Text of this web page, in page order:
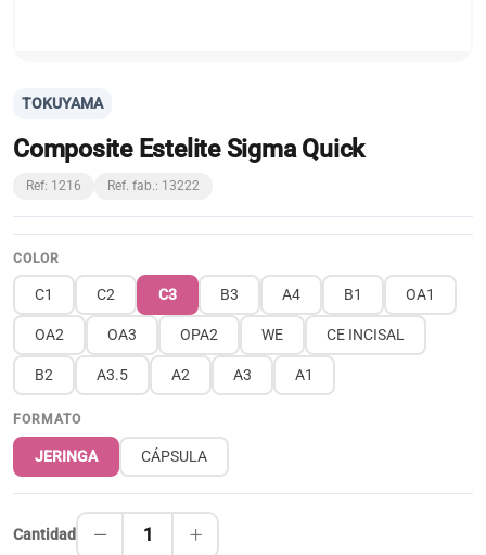
TOKUYAMA
Composite Estelite Sigma Quick
Ref: 1216 Ref. fab.: 13222
COLOR
C1 C2 C3 B3 A4 B1 OA1
OA2 OA3 OPA2 WE CE INCISAL
B2 A3.5 A2 A3 A1
FORMATO
JERINGA CÁPSULA
Cantidad 1